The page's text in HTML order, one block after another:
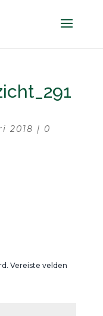
2018 | 0
Vereiste velden